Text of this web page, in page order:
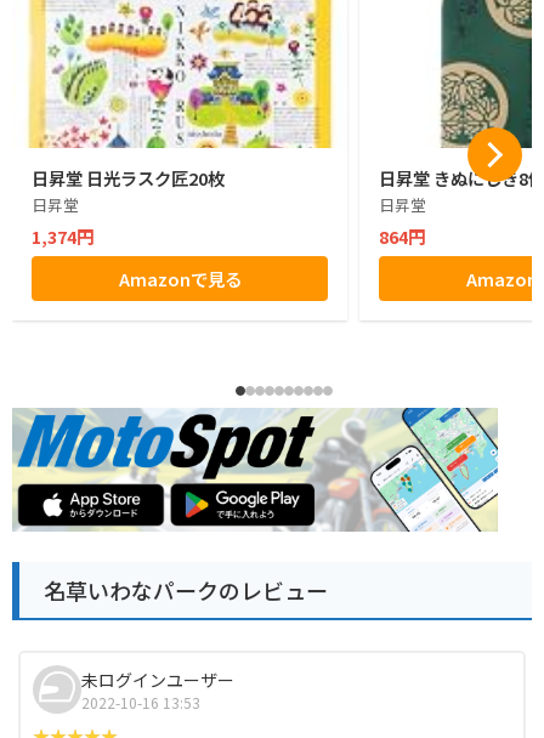
日昇堂 日光ラスク匠20枚
日昇堂
1,374円
Amazonで見る
日昇堂 きぬにしき8個
日昇堂
864円
Amazon
名草いわなパークのレビュー
未ログインユーザー
2022-10-16 13:53